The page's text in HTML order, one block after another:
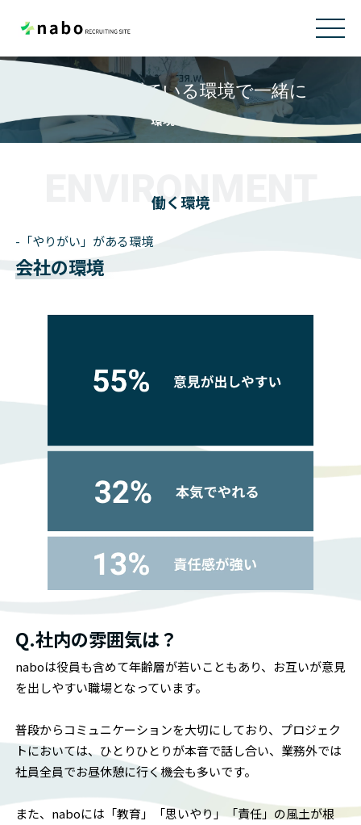
成長を遂げている環境で一緒に
環境・制度
ENVIRONMENT
働く環境
-「やりがい」がある環境
会社の環境
Q.社内の雰囲気は？
naboは役員も含めて年齢層が若いこともあり、お互いが意見
を出しやすい職場となっています。
普段からコミュニケーションを大切にしており、プロジェク
トにおいては、ひとりひとりが本音で話し合い、業務外では
社員全員でお昼休憩に行く機会も多いです。
また、naboには「教育」「思いやり」「責任」の風土が根